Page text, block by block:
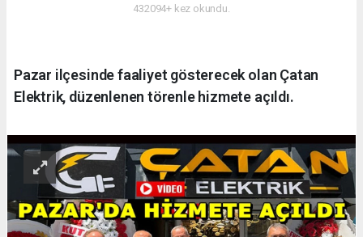
432094+ kez okundu.
Pazar ilçesinde faaliyet gösterecek olan Çatan
Elektrik, düzenlenen törenle hizmete açıldı.